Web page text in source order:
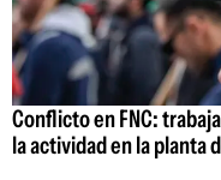
Conflicto en FNC:
la actividad en la planta